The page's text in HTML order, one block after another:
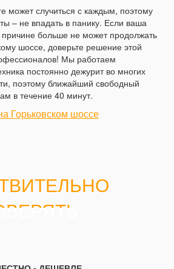
может случиться с каждым, поэтому
– не впадать в панику. Если ваша
больше не может продолжать
шоссе, доверьте решение этой
Мы работаем
постоянно дежурит во многих
поэтому ближайший свободный
в течение 40 минут.
Горьковском шоссе